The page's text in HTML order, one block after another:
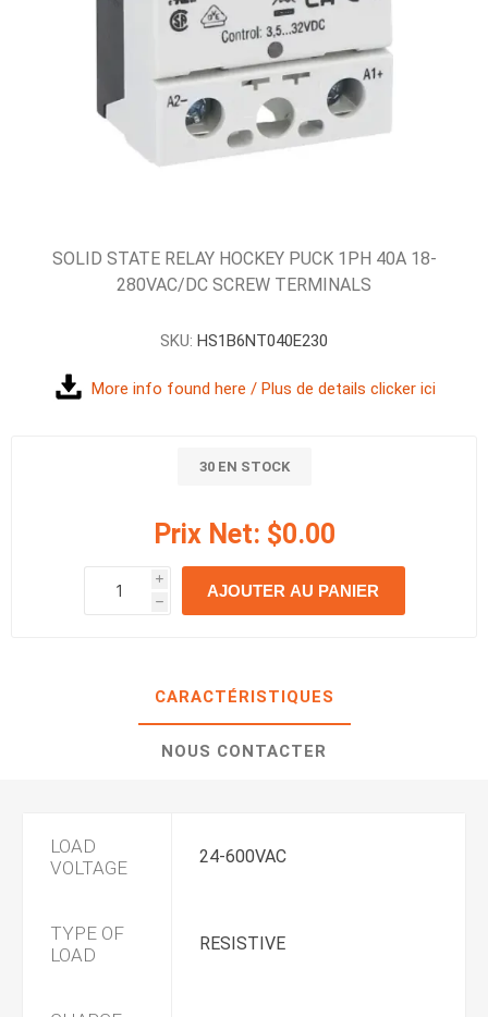
SOLID STATE RELAY HOCKEY PUCK 1PH 40A 18-
280VAC/DC SCREW TERMINALS
SKU: HS1B6NT040E230
More info found here / Plus de details clicker ici
30 EN STOCK
Prix Net: $0.00
i
h
h
AJOUTER AU PANIER
CARACTÉRISTIQUES
NOUS CONTACTER
LOAD
VOLTAGE
24-600VAC
TYPE OF
LOAD
RESISTIVE